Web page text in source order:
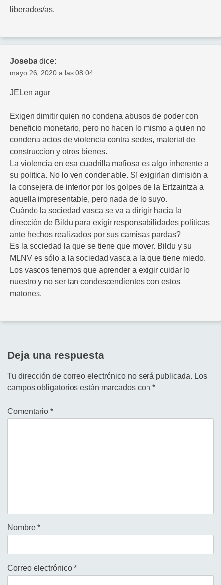
liberados/as.
Joseba dice:
mayo 26, 2020 a las 08:04
JELen agur
Exigen dimitir quien no condena abusos de poder con
beneficio monetario, pero no hacen lo mismo a quien no
condena actos de violencia contra sedes, material de
construccion y otros bienes.
La violencia en esa cuadrilla mafiosa es algo inherente a
su política. No lo ven condenable. Sí exigirían dimisión a
la consejera de interior por los golpes de la Ertzaintza a
aquella impresentable, pero nada de lo suyo.
Cuándo la sociedad vasca se va a dirigir hacia la
dirección de Bildu para exigir responsabilidades políticas
ante hechos realizados por sus camisas pardas?
Es la sociedad la que se tiene que mover. Bildu y su
MLNV es sólo a la sociedad vasca a la que tiene miedo.
Los vascos tenemos que aprender a exigir cuidar lo
nuestro y no ser tan condescendientes con estos
matones.
Deja una respuesta
Tu dirección de correo electrónico no será publicada. Los
campos obligatorios están marcados con *
Comentario *
Nombre *
Correo electrónico *